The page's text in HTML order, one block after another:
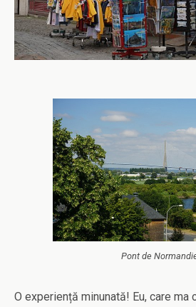
Pont de
O experiență minunată! Eu, care ma